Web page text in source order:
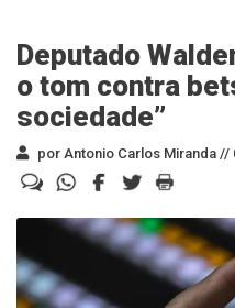
Deputado
o tom contra
sociedade”
por Antonio Carlos Miranda //